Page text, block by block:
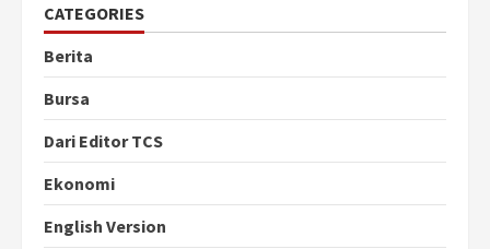
CATEGORIES
Berita
Bursa
Dari Editor TCS
Ekonomi
English Version